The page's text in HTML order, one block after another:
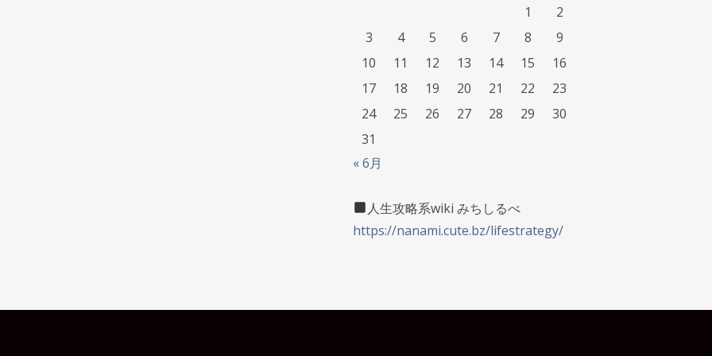
1
2
3
4 5 6 7 8
9
10
11 12 13 14 15
16
17
18 19 20 21 22
23
24
25 26 27 28 29
30
31
« 6月
人生攻略系wiki みちしるべ
https://nanami.cute.bz/lifestrategy/